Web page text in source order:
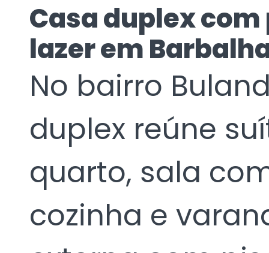
Casa duplex
lazer em
No bairro
duplex reúne
quarto, sala
cozinha e